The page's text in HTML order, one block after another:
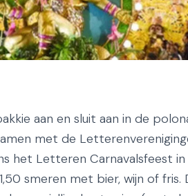
aan en sluit aan in de
met de
het Letteren Carnavalsfeest in
smeren met bier, wijn of fris.